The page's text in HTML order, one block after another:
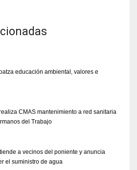
educación ambiental, valores e
CMAS mantenimiento a red sanitaria
del Trabajo
a vecinos del poniente y anuncia
el suministro de agua